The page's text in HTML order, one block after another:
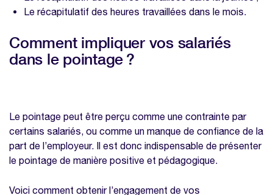
Le récapitulatif des heures travaillées dans le mois.
Comment impliquer vos salariés
dans le pointage ?
Le pointage peut être perçu comme une contrainte par
certains salariés, ou comme un manque de confiance de la
part de l’employeur. Il est donc indispensable de présenter
le pointage de manière positive et pédagogique.
Voici comment obtenir l’engagement de vos